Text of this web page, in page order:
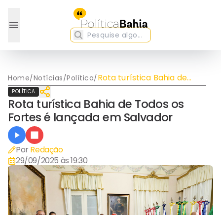
Home/Notícias/Política/Rota turística Bahia de
Todos os Fortes é lançada
em Salvador
POLÍTICA
Rota turística Bahia de Todos os
Fortes é lançada em Salvador
Por Redação
29/09/2025 às 19:30